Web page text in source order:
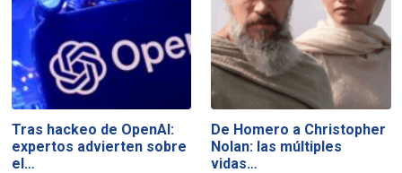
Tras hackeo de OpenAI:
expertos advierten sobre
el…
De Homero a Christopher
Nolan: las múltiples
vidas…